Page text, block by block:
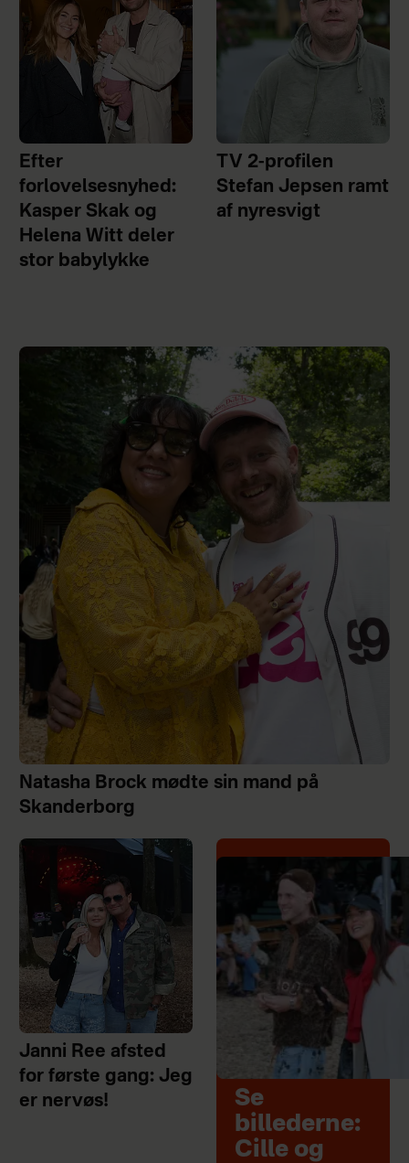
Efter
forlovelsesnyhed:
Kasper Skak og
Helena Witt deler
stor babylykke
TV 2-profilen
Stefan Jepsen ramt
af nyresvigt
Natasha Brock mødte sin mand på
Skanderborg
Janni Ree afsted
for første gang: Jeg
er nervøs!
Se
billederne:
Cille og